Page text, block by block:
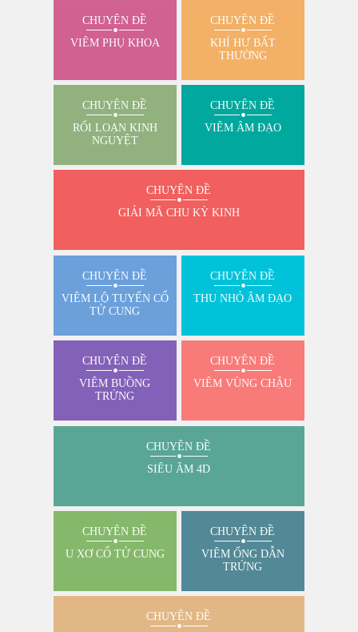
CHUYÊN ĐỀ
VIÊM PHỤ KHOA
CHUYÊN ĐỀ
KHÍ HƯ BẤT
THƯỜNG
CHUYÊN ĐỀ
RỐI LOẠN KINH
NGUYỆT
CHUYÊN ĐỀ
VIÊM ÂM ĐẠO
CHUYÊN ĐỀ
GIẢI MÃ CHU KỲ KINH
CHUYÊN ĐỀ
VIÊM LỘ TUYẾN CỔ
TỬ CUNG
CHUYÊN ĐỀ
THU NHỎ ÂM ĐẠO
CHUYÊN ĐỀ
VIÊM BUỒNG
TRỨNG
CHUYÊN ĐỀ
VIÊM VÙNG CHẬU
CHUYÊN ĐỀ
SIÊU ÂM 4D
CHUYÊN ĐỀ
U XƠ CỔ TỬ CUNG
CHUYÊN ĐỀ
VIÊM ỐNG DẪN
TRỨNG
CHUYÊN ĐỀ